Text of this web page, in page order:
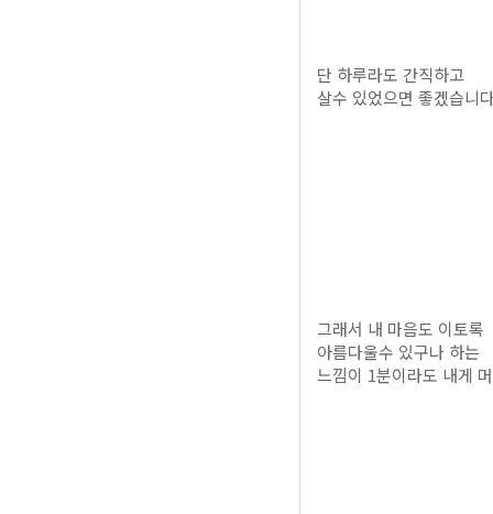
단 하루라도 간직하고
살수 있었으면 좋겠습니
그래서 내 마음도 이토록
아름다울수 있구나 하는
느낌이 1분이라도 내게